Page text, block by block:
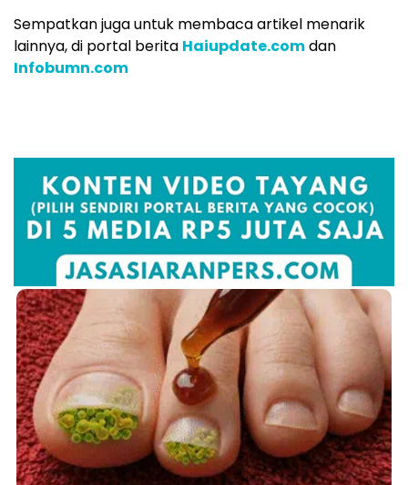
Sempatkan juga untuk membaca artikel menarik
lainnya, di portal berita Haiupdate.comdan
Infobumn.com